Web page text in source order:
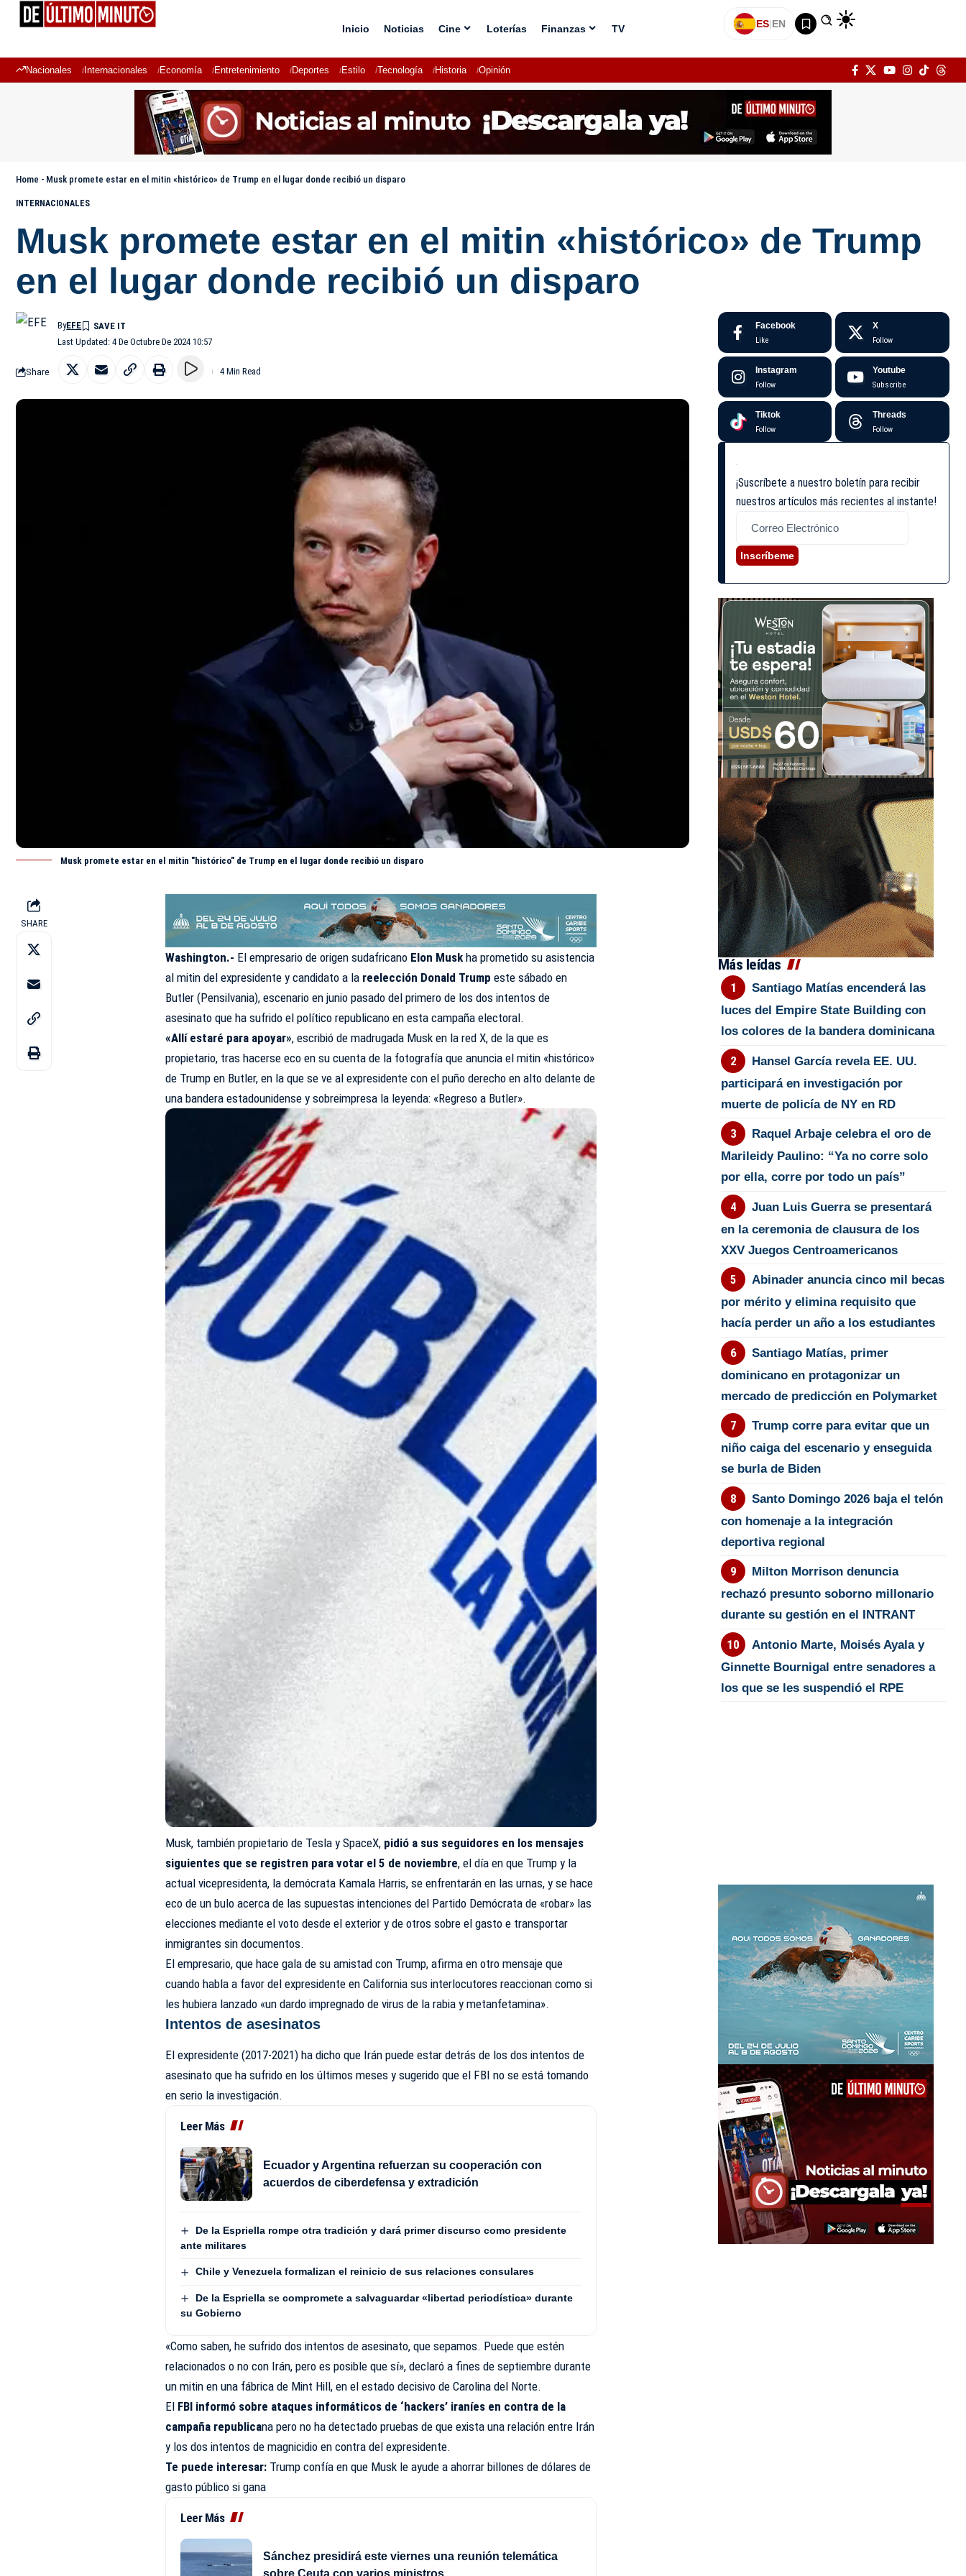
Inicio Noticias Cine Loterías Finanzas TV ES|EN
Nacionales Internacionales Economía Entretenimiento Deportes Estilo Tecnología Historia Opinión
Home - Musk promete estar en el mitin «histórico» de Trump en el lugar donde recibió un disparo
INTERNACIONALES
Musk promete estar en el mitin «histórico» de Trump
en el lugar donde recibió un disparo
Last Updated: 4 De Octubre De 2024 10:57
ByEFE
Share 4 Min Read
Musk promete estar en el mitin "histórico" de Trump en el lugar donde recibió un disparo
SHARE
Washington.- El empresario de origen sudafricano Elon Musk ha prometido su asistencia
al mitin del expresidente y candidato a la reelección Donald Trumpeste sábado en
Butler (Pensilvania), escenario en junio pasado del primero de los dos intentos de
asesinato que ha sufrido el político republicano en esta campaña electoral.
«Allí estaré para apoyar», escribió de madrugada Musk en la red X, de la que es
propietario, tras hacerse eco en su cuenta de la fotografía que anuncia el mitin «histórico»
de Trump en Butler, en la que se ve al expresidente con el puño derecho en alto delante de
una bandera estadounidense y sobreimpresa la leyenda: «Regreso a Butler».
Musk, también propietario de Tesla y SpaceX, pidió a sus seguidores en los mensajes
siguientes que se registren para votar el 5 de noviembre, el día en que Trump y la
actual vicepresidenta, la demócrata Kamala Harris, se enfrentarán en las urnas, y se hace
eco de un bulo acerca de las supuestas intenciones del Partido Demócrata de «robar» las
elecciones mediante el voto desde el exterior y de otros sobre el gasto e transportar
inmigrantes sin documentos.
El empresario, que hace gala de su amistad con Trump, afirma en otro mensaje que
cuando habla a favor del expresidente en California sus interlocutores reaccionan como si
les hubiera lanzado «un dardo impregnado de virus de la rabia y metanfetamina».
Intentos de asesinatos
El expresidente (2017-2021) ha dicho que Irán puede estar detrás de los dos intentos de
asesinato que ha sufrido en los últimos meses y sugerido que el FBI no se está tomando
en serio la investigación.
Leer Más
Ecuador y Argentina refuerzan su cooperación con
acuerdos de ciberdefensa y extradición
De la Espriella rompe otra tradición y dará primer discurso como presidente
ante militares
Chile y Venezuela formalizan el reinicio de sus relaciones consulares
De la Espriella se compromete a salvaguardar «libertad periodística» durante
su Gobierno
«Como saben, he sufrido dos intentos de asesinato, que sepamos. Puede que estén
relacionados o no con Irán, pero es posible que sí», declaró a fines de septiembre durante
un mitin en una fábrica de Mint Hill, en el estado decisivo de Carolina del Norte.
El FBI informó sobre ataques informáticos de ‘hackers’ iraníes en contra de la
campaña republicana pero no ha detectado pruebas de que exista una relación entre Irán
y los dos intentos de magnicidio en contra del expresidente.
Te puede interesar: Trump confía en que Musk le ayude a ahorrar billones de dólares de
gasto público si gana
Leer Más
Sánchez presidirá este viernes una reunión telemática
Facebook
Like
X
Follow
Instagram
Follow
Youtube
Subscribe
Tiktok
Follow
Threads
Follow
¡Suscríbete a nuestro boletín para recibir
nuestros artículos más recientes al instante!
Inscríbeme
Más leídas
Santiago Matías encenderá las
luces del Empire State Building con
los colores de la bandera dominicana
Hansel García revela EE. UU.
participará en investigación por
muerte de policía de NY en RD
Raquel Arbaje celebra el oro de
Marileidy Paulino: “Ya no corre solo
por ella, corre por todo un país”
Juan Luis Guerra se presentará
en la ceremonia de clausura de los
XXV Juegos Centroamericanos
Abinader anuncia cinco mil becas
por mérito y elimina requisito que
hacía perder un año a los estudiantes
Santiago Matías, primer
dominicano en protagonizar un
mercado de predicción en Polymarket
Trump corre para evitar que un
niño caiga del escenario y enseguida
se burla de Biden
Santo Domingo 2026 baja el telón
con homenaje a la integración
deportiva regional
Milton Morrison denuncia
rechazó presunto soborno millonario
durante su gestión en el INTRANT
Antonio Marte, Moisés Ayala y
Ginnette Bournigal entre senadores a
los que se les suspendió el RPE